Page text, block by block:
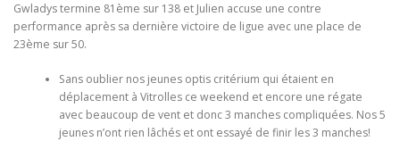
Gwladys termine 81ème sur 138 et Julien accuse une contre
performance après sa dernière victoire de ligue avec une place de
23ème sur 50.
Sans oublier nos jeunes optis critérium qui étaient en
déplacement à Vitrolles ce weekend et encore une régate
avec beaucoup de vent et donc 3 manches compliquées. Nos 5
jeunes n’ont rien lâchés et ont essayé de finir les 3 manches!